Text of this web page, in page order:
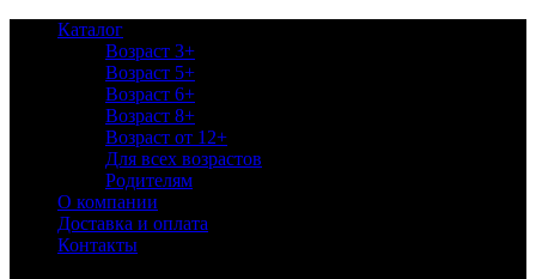
Каталог
Возраст 3+
Возраст 5+
Возраст 6+
Возраст 8+
Возраст от 12+
Для всех возрастов
Родителям
О компании
Доставка и оплата
Контакты